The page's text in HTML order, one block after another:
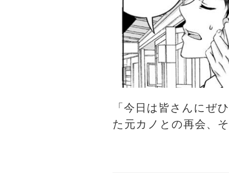
「今日は皆さんにぜ
た元カノとの再会、